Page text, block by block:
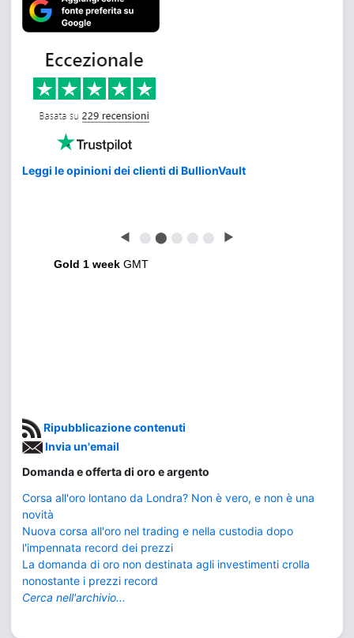
Leggi le opinioni dei clienti di BullionVault
◀ ⬤ ⬤ ⬤ ⬤ ⬤ ▶
Gold 1 week GMT
Ripubblicazione contenuti
Invia un'email
Domanda e offerta di oro e argento
Corsa all'oro lontano da Londra? Non è vero, e non è una
novità
Nuova corsa all'oro nel trading e nella custodia dopo
l'impennata record dei prezzi
La domanda di oro non destinata agli investimenti crolla
nonostante i prezzi record
Cerca nell'archivio...